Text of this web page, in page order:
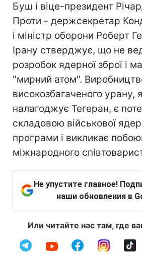
Буш і віце-президент
Проти - держсекретар
і міністр оборони Роберт
Ірану стверджує, що не
розробок ядерної зброї і
"мирний атом".
високозбагаченого урану,
налагоджує Тегеран, є
складовою військової
програми і викликає
міжнародного
Не упустите главное!
наши обновления в
Или читайте нас там, где